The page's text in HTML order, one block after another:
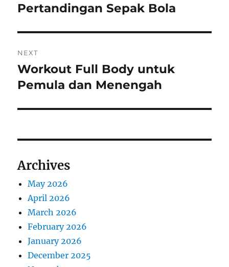
post:
Pertandingan Sepak Bola
NEXT
Next
post:
Workout Full Body untuk
Pemula dan Menengah
Archives
May 2026
April 2026
March 2026
February 2026
January 2026
December 2025